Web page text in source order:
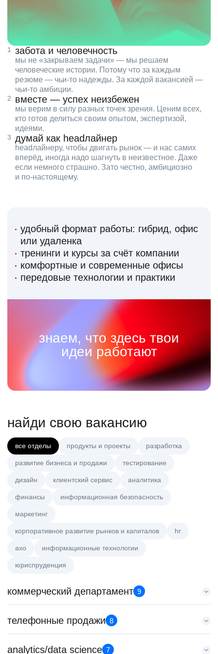
забота и человечность
мы не «закрываем задачи» — мы решаем
человеческие истории. Потому что за каждым
резюме — чьи‑то надежды. За каждой вакансией —
чьи‑то амбиции.
вместе — успех неизбежен
мы верим в силу разных точек зрения. Ценим всех,
кто готов делиться своим опытом, экспертизой,
идеями.
думай как headлайнер
headлайнеру, чтобы двигать рынок — и нас самих
вперёд, иногда надо шагнуть в неизвестное. Даже
если немного страшно. Зато честно, амбициозно
и по‑настоящему.
удобный формат работы: гибрид, офис
или удаленка
тренинги и курсы за счёт компании
комфортные и современные офисы
передовые технологии и практики
знаем, что здесь твои
идеи работают
найди свою вакансию
все отделы продукты и проекты разработка
развитие бизнеса и продажи тестирование
дизайн клиентский сервис аналитика
финансы информационная безопасность
маркетинг
корпоративное развитие рынков и капиталов hr
axo информационные технологии
юриспруденция
коммерческий департамент 9
Тренер по развитию компетенций продаж
HeadHunter::Коммерческий департамент
з/п не указана
телефонные продажи 8
Менеджер по продажам крупному бизнесу
analytics/data science 7